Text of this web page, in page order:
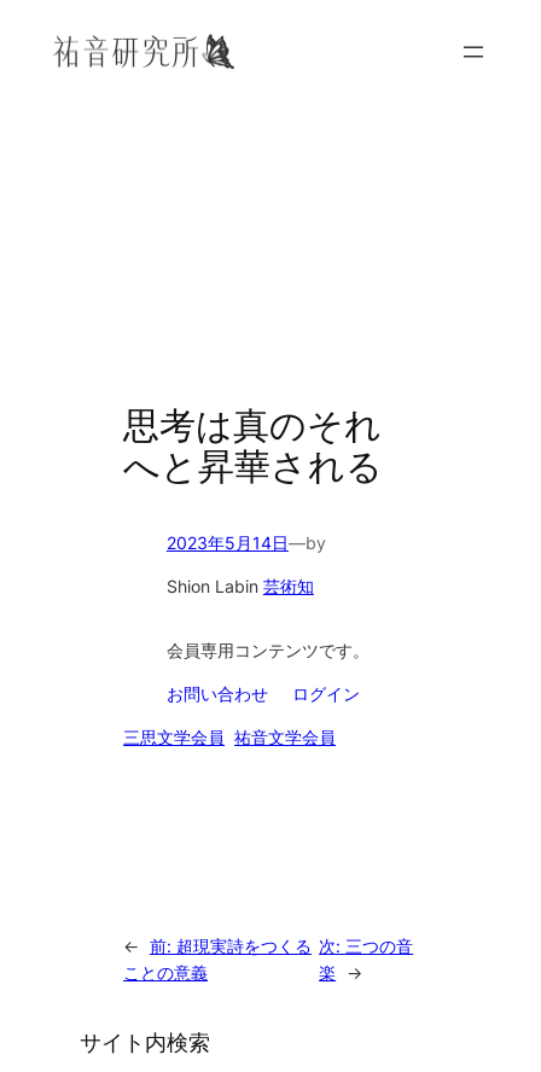
思考は真のそれ
へと昇華される
2023年5月14日—by
Shion Labin 芸術知
会員専用コンテンツです。
お問い合わせ ログイン
三思文学会員 祐音文学会員
← 前: 超現実詩をつくる
ことの意義
次: 三つの音
楽
→
サイト内検索